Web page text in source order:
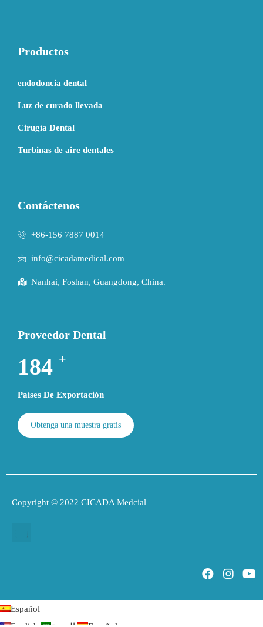
Productos
endodoncia dental
Luz de curado llevada
Cirugía Dental
Turbinas de aire dentales
Contáctenos
+86-156 7887 0014
info@cicadamedical.com
Nanhai, Foshan, Guangdong, China.
Proveedor Dental
194 +
Países De Exportación
Obtenga una muestra gratis
Copyright © 2022 CICADA Medcial
Español